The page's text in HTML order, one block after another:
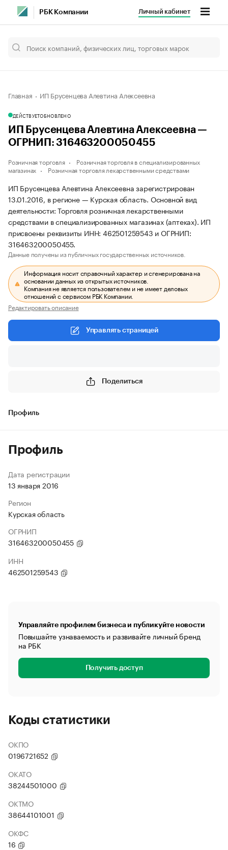
РБК Компании Личный кабинет
Главная ИП Брусенцева Алевтина Алексеевна
ДЕЙСТВУЕТОБНОВЛЕНО
ИП Брусенцева Алевтина Алексеевна —
ОГРНИП: 316463200050455
Розничная торговля
Розничная торговля в специализированных
магазинах
Розничная торговля лекарственными средствами
ИП Брусенцева Алевтина Алексеевна зарегистрирован
13.01.2016, в регионе — Курская область. Основной вид
деятельности: Торговля розничная лекарственными
средствами в специализированных магазинах (аптеках). ИП
присвоены реквизиты ИНН: 462501259543 и ОГРНИП:
316463200050455.
Данные получены из публичных государственных источников.
Информация носит справочный характер и сгенерирована на
основании данных из открытых источников.
Компания не является пользователем и не имеет деловых
отношений с сервисом РБК Компании.
Редактировать описание
Управлять страницей
Поделиться
Профиль
Профиль
Дата регистрации
13 января 2016
Регион
Курская область
ОГРНИП
316463200050455
ИНН
462501259543
Управляйте профилем бизнеса и публикуйте новости
Повышайте узнаваемость и развивайте личный бренд
на РБК
Получить доступ
Коды статистики
ОКПО
0196721652
ОКАТО
38244501000
ОКТМО
38644101001
ОКФС
16